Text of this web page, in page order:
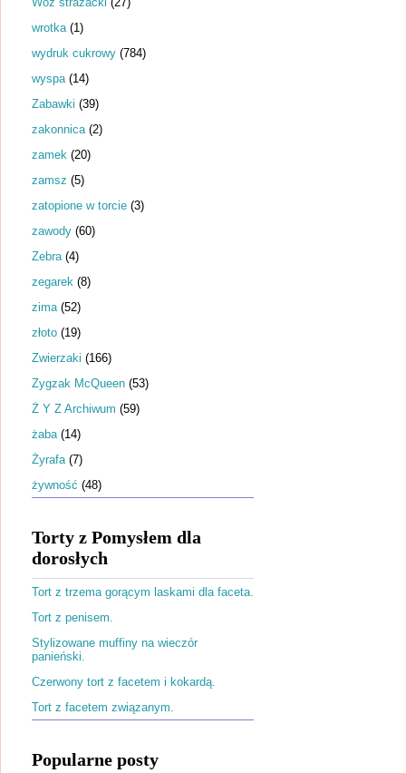
wrotka (1)
wydruk cukrowy (784)
wyspa (14)
Zabawki (39)
zakonnica (2)
zamek (20)
zamsz (5)
zatopione w torcie (3)
zawody (60)
Zebra (4)
zegarek (8)
zima (52)
złoto (19)
Zwierzaki (166)
Zygzak McQueen (53)
Ż Y Z Archiwum (59)
żaba (14)
Żyrafa (7)
żywność (48)
Torty z Pomysłem dla
dorosłych
Tort z trzema gorącym laskami dla faceta.
Tort z penisem.
Stylizowane muffiny na wieczór
panieński.
Czerwony tort z facetem i kokardą.
Tort z facetem związanym.
Popularne posty